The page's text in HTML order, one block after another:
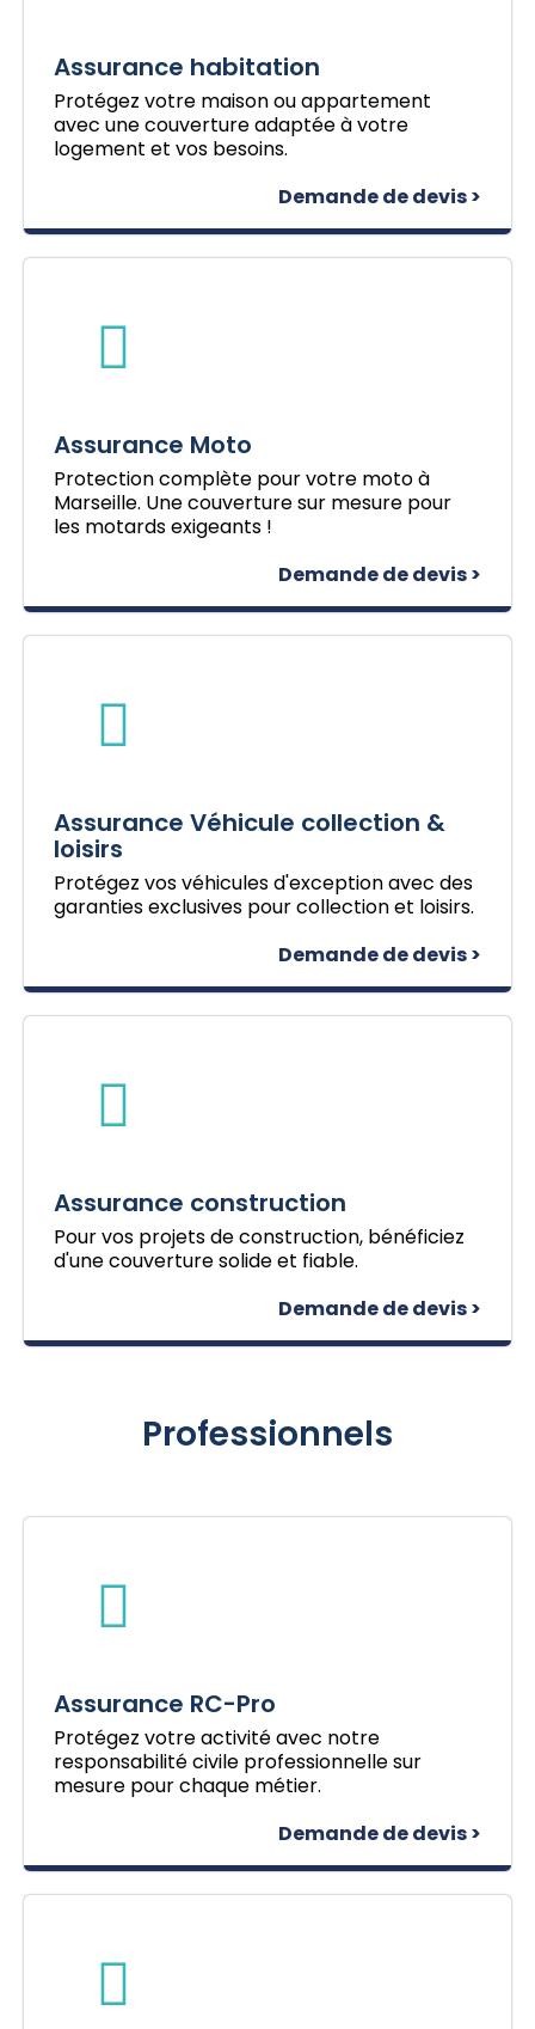
Assurance habitation
Protégez votre maison ou appartement
avec une couverture adaptée à votre
logement et vos besoins.
Demande de devis >
Assurance Moto
Protection complète pour votre moto à
Marseille. Une couverture sur mesure pour
les motards exigeants !
Demande de devis >
Assurance Véhicule collection &
loisirs
Protégez vos véhicules d'exception avec des
garanties exclusives pour collection et loisirs.
Demande de devis >
Assurance construction
Pour vos projets de construction, bénéficiez
d'une couverture solide et fiable.
Demande de devis >
Professionnels
Assurance RC-Pro
Protégez votre activité avec notre
responsabilité civile professionnelle sur
mesure pour chaque métier.
Demande de devis >